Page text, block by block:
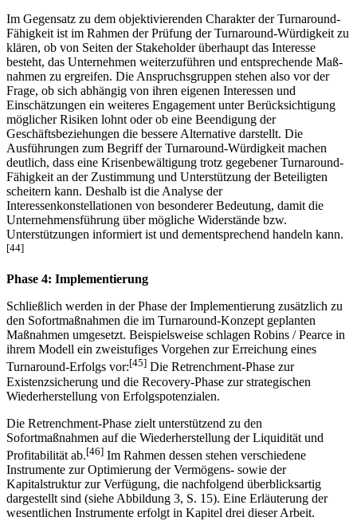
Im Gegensatz zu dem objektivierenden Charakter der Turnaround-
Fähigkeit ist im Rahmen der Prüfung der Turnaround-Würdigkeit zu
klären, ob von Seiten der Stakeholder überhaupt das Interesse
besteht, das Unternehmen weiterzuführen und entsprechende Maß­
nahmen zu ergreifen. Die Anspruchsgruppen stehen also vor der
Frage, ob sich abhängig von ihren eigenen Interessen und
Einschätzungen ein weiteres Engagement unter Berücksichtigung
möglicher Risiken lohnt oder ob eine Beendigung der
Geschäftsbeziehungen die bessere Alter­native dar­stellt. Die
Ausführungen zum Begriff der Turnaround-Würdigkeit machen
deutlich, dass eine Krisenbewältigung trotz gegebener Turnaround-
Fähigkeit an der Zustimmung und Unter­stützung der Beteiligten
scheitern kann. Deshalb ist die Analyse der
Interessenkonstellationen von besonderer Bedeutung, damit die
Unternehmensführung über mögliche Widerstände bzw.
Unterstützungen informiert ist und dementsprechend handeln kann.
[44]
Phase 4: Implementierung
Schließlich werden in der Phase der Implementierung zusätzlich zu
den Sofortmaßnahmen die im Turnaround-Konzept geplanten
Maßnahmen umgesetzt. Beispielsweise schlagen Robins / Pearce in
ihrem Modell ein zweistufiges Vorgehen zur Erreichung eines
Turnaround-Erfolgs vor:[45] Die Retrenchment-Phase zur
Existenzsicherung und die Recovery-Phase zur strategischen
Wiederherstellung von Erfolgspotenzialen.
Die Retrenchment-Phase zielt unterstützend zu den
Sofortmaßnahmen auf die Wiederherstellung der Liquidität und
Profitabilität ab.[46] Im Rahmen dessen stehen verschiedene
Instrumente zur Optimierung der Vermögens- sowie der
Kapitalstruktur zur Verfügung, die nachfolgend überblicksartig
dargestellt sind (siehe Abbildung 3, S. 15). Eine Erläuterung der
wesentlichen Instrumente erfolgt in Kapitel drei dieser Arbeit.